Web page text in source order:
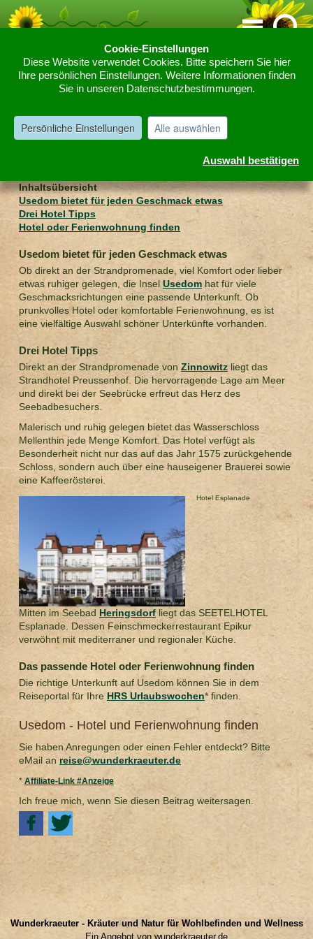
Cookie-Einstellungen
Diese Website verwendet Cookies. Bitte speichern Sie hier
Ihre persönlichen Einstellungen. Weitere Informationen finden
Sie in unseren Datenschutzbestimmungen.
Persönliche Einstellungen Alle auswählen
Auswahl bestätigen
Home »Reise- und Freizeittipps» Deutschland»Usedom»Hotel
Ferienwohnung
Hotel Usedom 3 Tipps
Unterkunft und Übernachten auf Usedom
Inhaltsübersicht
Usedom bietet für jeden Geschmack etwas
Drei Hotel Tipps
Hotel oder Ferienwohnung finden
Usedom bietet für jeden Geschmack etwas
Ob direkt an der Strandpromenade, viel Komfort oder lieber
etwas ruhiger gelegen, die Insel Usedom hat für viele
Geschmacksrichtungen eine passende Unterkunft. Ob
prunkvolles Hotel oder komfortable Ferienwohnung, es ist
eine vielfältige Auswahl schöner Unterkünfte vorhanden.
Drei Hotel Tipps
Direkt an der Strandpromenade von Zinnowitz liegt das
Strandhotel Preussenhof. Die hervorragende Lage am Meer
und direkt bei der Seebrücke erfreut das Herz des
Seebadbesuchers.
Malerisch und ruhig gelegen bietet das Wasserschloss
Mellenthin jede Menge Komfort. Das Hotel verfügt als
Besonderheit nicht nur das auf das Jahr 1575 zurückgehende
Schloss, sondern auch über eine hauseigener Brauerei sowie
eine Kaffeerösterei.
Hotel Esplanade
Mitten im Seebad Heringsdorf liegt das SEETELHOTEL
Esplanade. Dessen Feinschmeckerrestaurant Epikur
verwöhnt mit mediterraner und regionaler Küche.
Das passende Hotel oder Ferienwohnung finden
Die richtige Unterkunft auf Usedom können Sie in dem
Reiseportal für Ihre HRS Urlaubswochen* finden.
Usedom - Hotel und Ferienwohnung finden
Sie haben Anregungen oder einen Fehler entdeckt? Bitte
eMail an reise@wunderkraeuter.de
* Affiliate-Link #Anzeige
Ich freue mich, wenn Sie diesen Beitrag weitersagen.
Wunderkraeuter - Kräuter und Natur für Wohlbefinden und Wellness
Ein Angebot von wunderkraeuter.de